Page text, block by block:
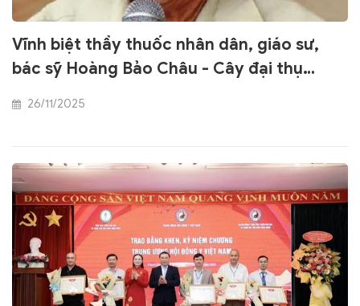
Vĩnh biệt thầy thuốc nhân dân, giáo sư,
bác sỹ Hoàng Bảo Châu - Cây đại thụ
26/11/2025